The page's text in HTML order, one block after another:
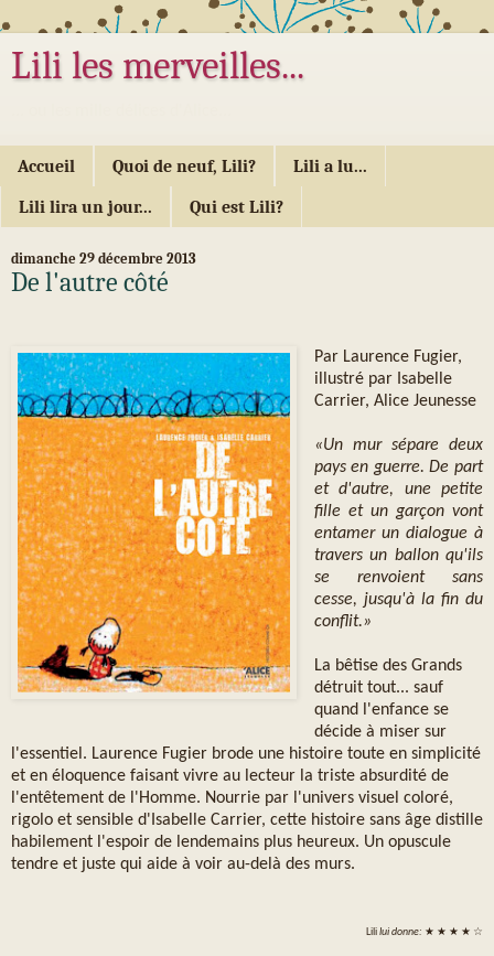
Lili les merveilles...
Accueil Quoi de neuf, Lili? Lili a lu...
Lili lira un jour... Qui est Lili?
dimanche 29 décembre 2013
De l'autre côté
Par Laurence Fugier,
illustré par Isabelle
Carrier, Alice Jeunesse
«Un mur sépare deux
pays en guerre. De part
et d'autre, une petite
fille et un garçon vont
entamer un dialogue à
travers un ballon qu'ils
se renvoient sans
cesse, jusqu'à la fin du
conflit.»
La bêtise des Grands
détruit tout... sauf
quand l'enfance se
décide à miser sur
l'essentiel. Laurence Fugier brode une histoire toute en simplicité
et en éloquence faisant vivre au lecteur la triste absurdité de
l'entêtement de l'Homme. Nourrie par l'univers visuel coloré,
rigolo et sensible d'Isabelle Carrier, cette histoire sans âge distille
habilement l'espoir de lendemains plus heureux. Un opuscule
tendre et juste qui aide à voir au-delà des murs.
Lililui donne: ★ ★ ★ ★ ☆